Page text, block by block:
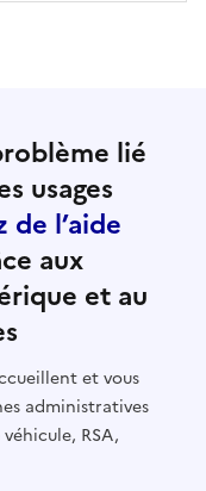
lié
usages
de l’aide
aux
et au
et vous
administratives
RSA,